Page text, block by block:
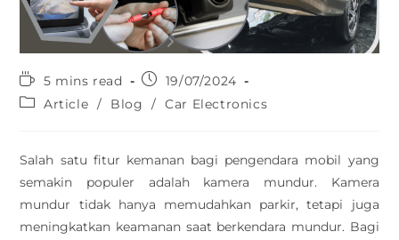
5 mins read
19/07/2024
Article / Blog / Car Electronics
Salah satu fitur kemanan bagi pengendara mobil yang
semakin populer adalah kamera mundur. Kamera
mundur tidak hanya memudahkan parkir, tetapi juga
meningkatkan keamanan saat berkendara mundur. Bagi